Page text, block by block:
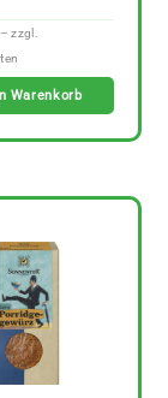
Warenkorb